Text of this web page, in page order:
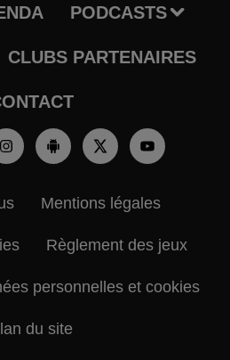
PODCASTS
CLUBS PARTENAIRES
Mentions légales
Règlement des jeux
personnelles et cookies
du site